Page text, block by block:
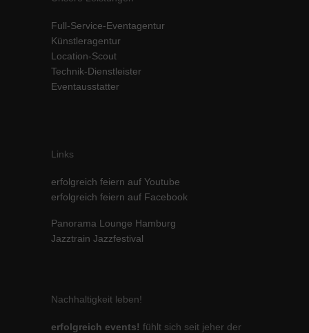
Full-Service-Eventagentur
Künstleragentur
Location-Scout
Technik-Dienstleister
Eventausstatter
Links
erfolgreich feiern auf Youtube
erfolgreich feiern auf Facebook
Panorama Lounge Hamburg
Jazztrain Jazzfestival
Nachhaltigkeit leben!
erfolgreich events! fühlt sich seit jeher der
standardmäßig blockiert. Wenn Cookies von externen Medien akzeptiert
werden, bedarf der Zugriff auf diese Inhalte keiner manuellen Einwilligung
Cookie-Informationen anzeigen
powered by Borlabs Cookie